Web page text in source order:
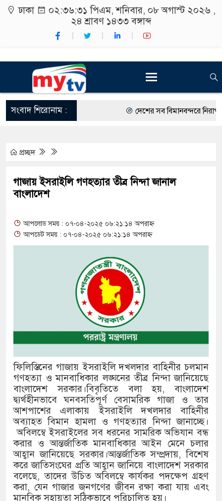
ঢাকা ০২:৩৬:৩২ পিএম, শনিবার, ০৮ অগাস্ট ২০২৬ ,
২৪ শ্রাবণ ১৪৩৩ বঙ্গাব্দ
সংবাদ শিরোনাম : দেশের সব বিমানবন্দরে নিরাপত্তা
কর্মসূচীর শুভসূচনা।
থাকায় বিক্রিতে নিষেধাজ্ঞা
অত্যাচারের ছবি যেন আর তুলতে
আলাল
‘গুলশানের চামেলি’তে ভিন্ন
যৌনকর্মীর দালাল চরিত্রে
সারজিস-পাটোয়ারীসহ ১০ জনের
গুলশান থেকে সাবেক মন্ত্রী লতিফ
‘স্কুটি নাকি গোল্ড?’
এর ফ্রিডম ব্র্যান্ড, বাড়ল ক্যাম্পেইনের
সংবিধান অনুযায়ী যথাসময়ে
১৫২২ পুলিশ সদস্যকে চাকরিতে
খিলক্ষেত থানা বিএনপির যুগ্ম
দেশের ৬ অঞ্চলে ঝড়ের আভাস
প্রচ্ছদ
গাজায় ইসরাইলি গণহত্যার তীব্র নিন্দা জানাল
বাংলাদেশ
আপলোড সময় : ০৭-০৪-২০২৫ ০৬:২১:১৪ অপরাহ্ন
আপডেট সময় : ০৭-০৪-২০২৫ ০৬:২১:১৪ অপরাহ্ন
ফিলিস্তিনের গাজায় ইসরাইলি দখলদার বাহিনীর চলমান
গণহত্যা ও মানবাধিকার লঙ্ঘনের তীব্র নিন্দা জানিয়েছে
বাংলাদেশ সরকার।বিবৃতিতে বলা হয়, বাংলাদেশ
দ্ব্যর্থহীনভাবে ঘনবসতিপূর্ণ বেসামরিক গাজা ও তার
আশপাশের এলাকায় ইসরাইলি দখলদার বাহিনীর
অব্যাহত বিমান হামলা ও গণহত্যার নিন্দা জানাচ্ছে।
অবিলম্বে ইসরাইলের সব ধরনের সামরিক অভিযান বন্ধ
করার ও আন্তর্জাতিক মানবাধিকার আইন মেনে চলার
আহ্বান জানিয়েছে সরকার।আন্তর্জাতিক সম্প্রদায়, বিশেষ
করে জাতিসংঘের প্রতি আহ্বান জানিয়ে বাংলাদেশ সরকার
বলেছে, তাদের উচিত অবিলম্বে কার্যকর পদক্ষেপ গ্রহণ
করা, যেন গাজার জনগণের জীবন রক্ষা করা যায় এবং
মানবিক সহায়তা সঠিকভাবে পরিচালিত হয়।